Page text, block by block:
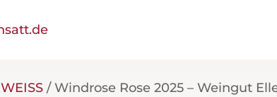
WEISS/ Windrose Rose 2025 – Weingut